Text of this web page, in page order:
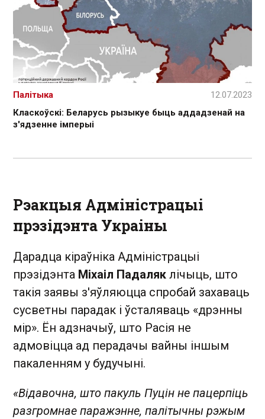
Класкоўскі: Беларусь рызыкуе быць аддадзенай на
з'ядзенне імперыі
Палітыка 12.07.2023
Рэакцыя Адміністрацыі
прэзідэнта Украіны
Дарадца кіраўніка Адміністрацыі
прэзідэнта Міхаіл Падаляк лічыць, што
такія заявы з'яўляюцца спробай захаваць
сусветны парадак і ўсталяваць «дрэнны
мір». Ён адзначыў, што Расія не
адмовіцца ад перадачы вайны іншым
пакаленням у будучыні.
«Відавочна, што пакуль Пуцін не пацерпіць
разгромнае паражэнне, палітычны рэжым